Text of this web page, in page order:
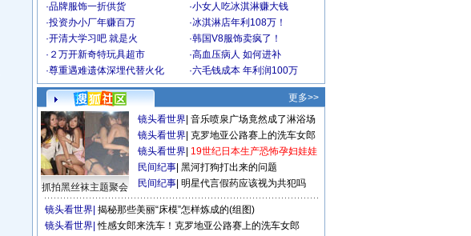
·品牌服饰一折供货 ·小女人吃冰淇淋赚大钱
·投资办小厂年赚百万 ·冰淇淋店年利108万！
·开清大学习吧 就是火 ·韩国V8服饰卖疯了！
· ２万开新奇特玩具超市 ·高血压病人 如何进补
·尊重遇难遗体深埋代替火化 ·六毛钱成本 年利润100万
更多>>
抓拍黑丝袜主题聚会
镜头看世界 音乐喷泉广场竟然成了淋浴场
镜头看世界 克罗地亚公路赛上的洗车女郎
镜头看世界 19世纪日本生产恐怖孕妇娃娃
民间纪事 黑河打狗打出来的问题
民间纪事 明星代言假药应该视为共犯吗
镜头看世界 揭秘那些美丽“床模”怎样炼成的(组图)
镜头看世界 性感女郎来洗车！克罗地亚公路赛上的洗车女郎